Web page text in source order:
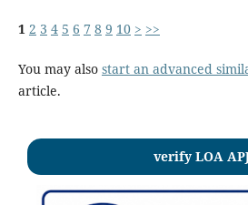
1 2 3 4 5 6 7 8 9 10 > >>
You may also start an advanced
article.
verify LOA